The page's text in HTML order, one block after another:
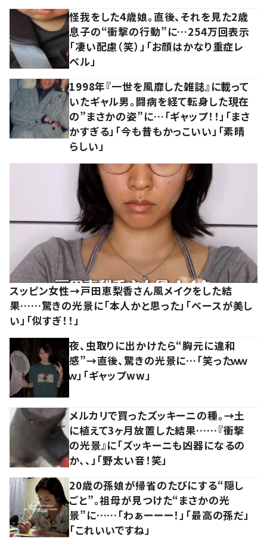
怪我をした4歳娘。直後、それを見た2歳
息子の“衝撃の行動”に…254万回表示
「凄い配慮（笑）」「お顔はかなり重症レ
ベル」
1998年『一世を風靡した雑誌』に載って
いたギャル男。闘病を経て転身した現在
の”まさかの姿”に…「ギャップ！！」「まさ
かすぎる」「今も昔もかっこいい」「素晴
らしい」
スッピン女性→戸田恵梨香さん風メイクをした結
果……驚きの光景に「本人かと思った」「ベースが美し
い」「似すぎ！！」
夜、虫取りに出かけたら“胸元に違和
感”→直後、驚きの光景に…「笑ったｗｗ
ｗ」「ギャップww」
メルカリで買ったズッキーニの種。→土
に植えて3ヶ月放置した結果……『衝撃
の光景』に「ズッキーニも凶器になるの
か、、」「野太い音！笑」
20歳の孫娘が帰省のたびにする“隠し
ごと”。祖母が見つけた“まさかの光
景”に……「わぁーーー！」「最高の孫だ」
「これいいですね」